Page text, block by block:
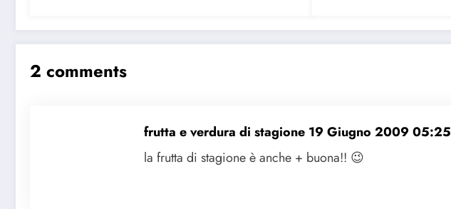
2 comments
frutta e verdura di stagione 19 Giugno 2009 05:25
la frutta di stagione è anche + buona!! 😉